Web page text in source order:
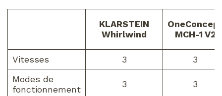
KLARSTEIN
Whirlwind
MCH-1 V2
Vitesses 3
3
Modes de
fonctionnement
3 3